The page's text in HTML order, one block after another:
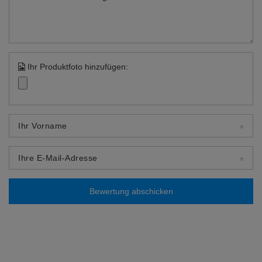
Ihr Produktfoto hinzufügen:
Ihr Vorname
Ihre E-Mail-Adresse
Bewertung abschicken